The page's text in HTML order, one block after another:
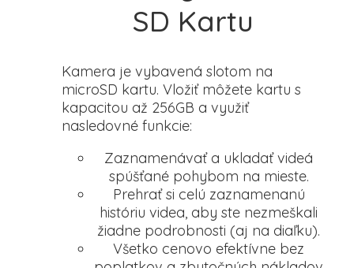
SD Kartu
Kamera je vybavená slotom na
microSD kartu. Vložiť môžete kartu s
kapacitou až 256GB a využiť
nasledovné funkcie:
Zaznamenávať a ukladať videá
spúšťané pohybom na mieste.
Prehrať si celú zaznamenanú
históriu videa, aby ste nezmeškali
žiadne podrobnosti (aj na diaľku).
Všetko cenovo efektívne bez